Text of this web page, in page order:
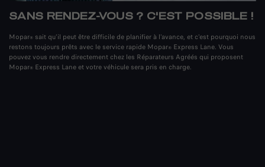
SANS RENDEZ-VOUS ? C'EST POSSIBLE !
Mopar® sait qu'il peut être difficile de planifier à l'avance, et c'est pourquoi nous
restons toujours prêts avec le service rapide Mopar® Express Lane. Vous
pouvez vous rendre directement chez les Réparateurs Agréés qui proposent
Mopar® Express Lane et votre véhicule sera pris en charge.